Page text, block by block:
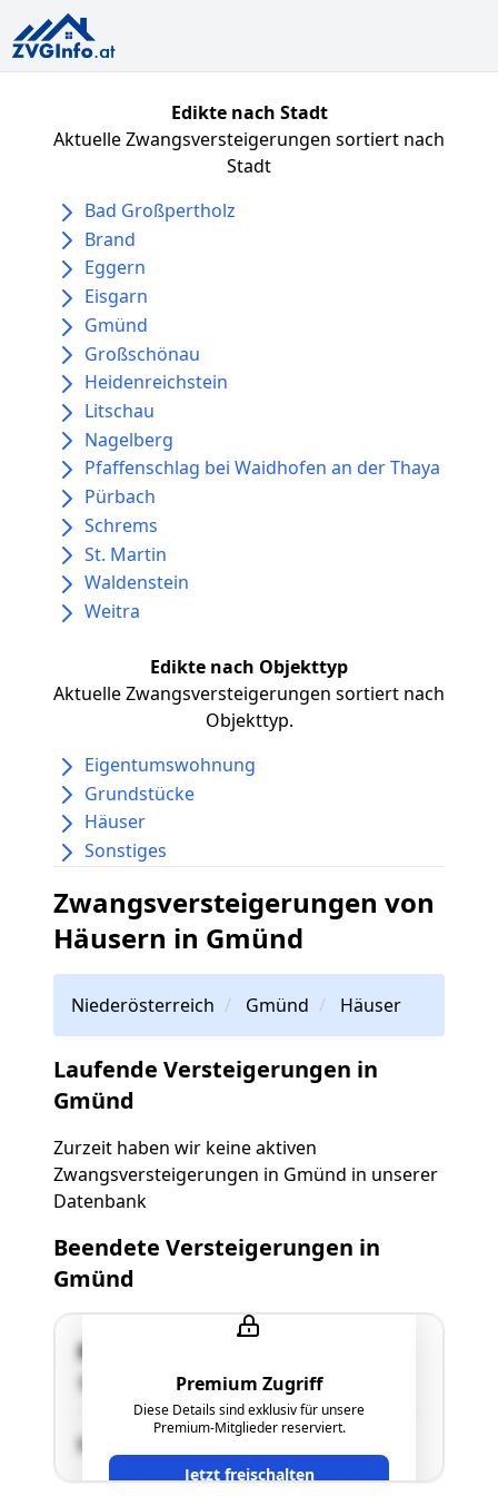
Edikte nach Stadt
Aktuelle Zwangsversteigerungen sortiert nach
Stadt
Bad Großpertholz
Brand
Eggern
Eisgarn
Gmünd
Großschönau
Heidenreichstein
Litschau
Nagelberg
Pfaffenschlag bei Waidhofen an der Thaya
Pürbach
Schrems
St. Martin
Waldenstein
Weitra
Edikte nach Objekttyp
Aktuelle Zwangsversteigerungen sortiert nach
Objekttyp.
Eigentumswohnung
Grundstücke
Häuser
Sonstiges
Zwangsversteigerungen von
Häusern in Gmünd
Niederösterreich Gmünd Häuser
Laufende Versteigerungen in
Gmünd
Zurzeit haben wir keine aktiven
Zwangsversteigerungen in Gmünd in unserer
Datenbank
Beendete Versteigerungen in
Gmünd
Premium Zugriff
Diese Details sind exklusiv für unsere
Premium-Mitglieder reserviert.
Jetzt freischalten
Rindlberg 151
3972 Bad Großpertholz
SCHÄTZWERT